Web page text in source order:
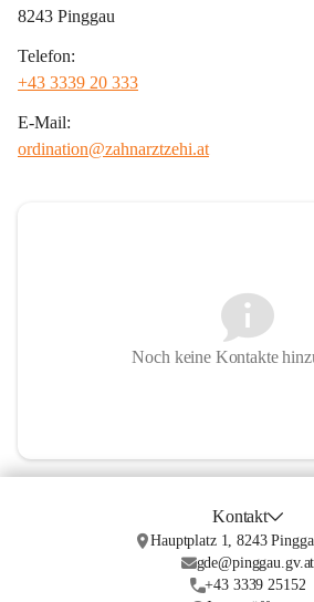
8243 Pinggau
Telefon:
+43 3339 20 333
E-Mail:
ordination@zahnarztzehi.at
Noch keine Kontakte
Kontakt
Hauptplatz 1, 8243
gde@pinggau.gv.at
+43 3339 25152